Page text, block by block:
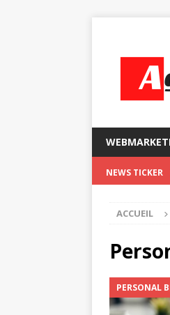
NEWS TICKER
ACCUEIL
PERSONAL